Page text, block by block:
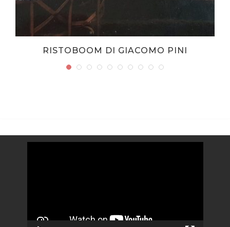
RISTOBOOM DI GIACOMO PINI